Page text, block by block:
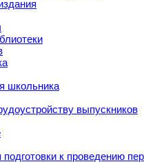
школьника
выпускников
к проведению